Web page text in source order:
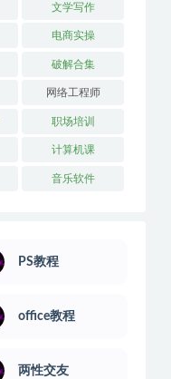
文学写作
电商实操
破解合集
网络工程师
职场培训
计算机课
音乐软件
PS教程
office教程
两性交友